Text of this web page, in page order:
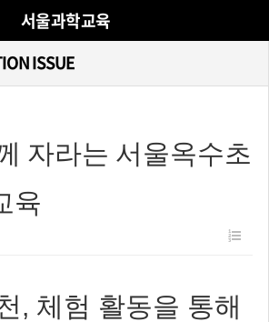
서울과학교육
ISSUE
자라는 서울옥수초
육
, 체험 활동을 통해